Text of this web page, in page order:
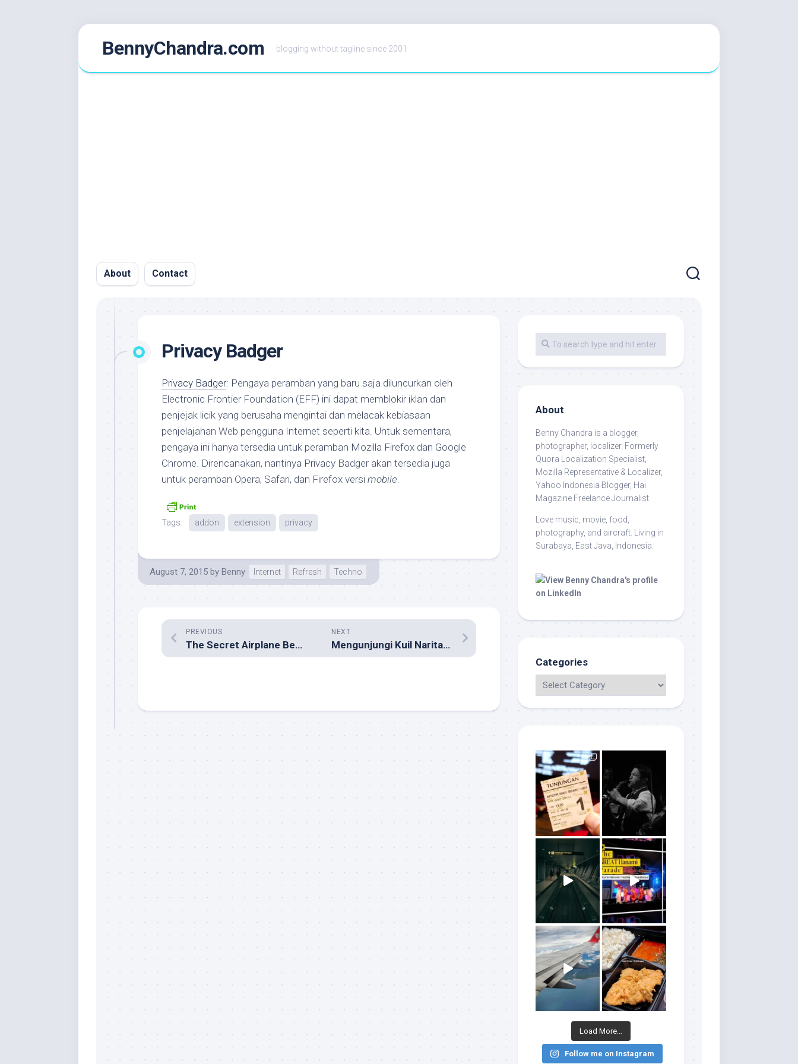
BennyChandra.com blogging without tagline since 2001
About Contact
Privacy Badger
Privacy Badger: Pengaya peramban yang baru saja diluncurkan oleh
Electronic Frontier Foundation (EFF) ini dapat memblokir iklan dan
penjejak licik yang berusaha mengintai dan melacak kebiasaan
penjelajahan Web pengguna Internet seperti kita. Untuk sementara,
pengaya ini hanya tersedia untuk peramban Mozilla Firefox dan Google
Chrome. Direncanakan, nantinya Privacy Badger akan tersedia juga
untuk peramban Opera, Safari, dan Firefox versi mobile.
Tags: addon extension privacy
August 7, 2015 by Benny Internet Refresh Techno
NEXT
Mengunjungi Kuil Naritasan Shinshoji di Jepang
PREVIOUS
The Secret Airplane Bedrooms for Flight Attendants
About
Benny Chandra is a blogger,
photographer, localizer. Formerly
Quora Localization Specialist,
Mozilla Representative & Localizer,
Yahoo Indonesia Blogger, Hai
Magazine Freelance Journalist.
Love music, movie, food,
photography, and aircraft. Living in
Surabaya, East Java, Indonesia.
Categories
Load More...
Follow me on Instagram